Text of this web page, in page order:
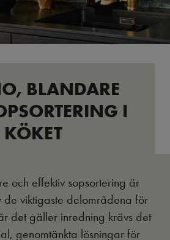
BLANDARE
I
KÖKET
och effektiv sopsortering är
de viktigaste delområdena för
det gäller inredning krävs det
genomtänkta lösningar för